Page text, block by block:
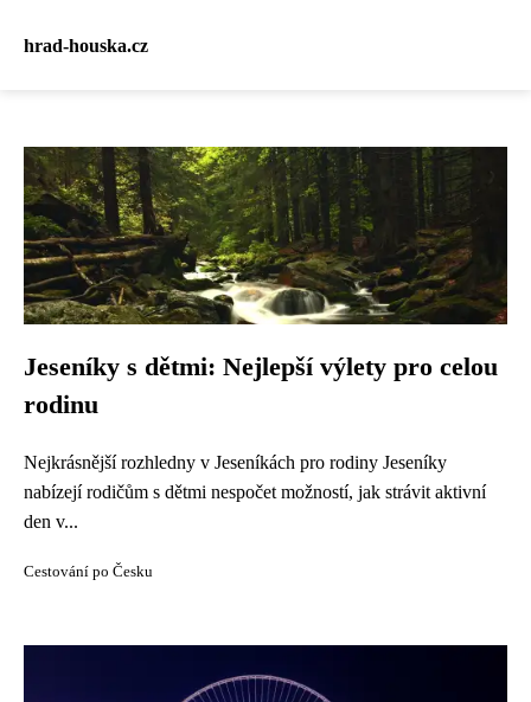
hrad-houska.cz
Jeseníky s dětmi: Nejlepší výlety pro celou
rodinu
Nejkrásnější rozhledny v Jeseníkách pro rodiny Jeseníky
nabízejí rodičům s dětmi nespočet možností, jak strávit aktivní
den v...
Cestování po Česku